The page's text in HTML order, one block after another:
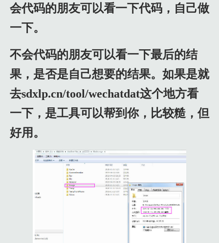
会代码的朋友可以看一下代码，自己做
一下。
不会代码的朋友可以看一下最后的结
果，是否是自己想要的结果。如果是就
去sdxlp.cn/tool/wechatdat这个地方看
一下，是工具可以帮到你，比较糙，但
好用。